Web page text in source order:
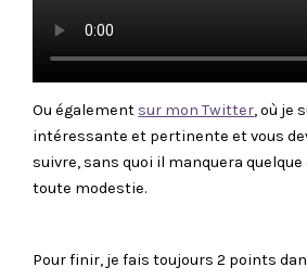
Ou également sur mon Twitter, où je
intéressante et pertinente et vous
suivre, sans quoi il manquera quelque
toute modestie.
Pour finir, je fais toujours 2 points